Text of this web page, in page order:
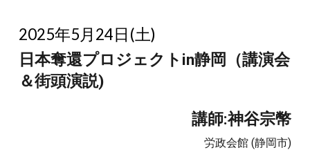
2025年5月24日(土)
日本奪還プロジェクトin静岡（講演会
＆街頭演説)
講師:神谷宗幣
労政会館 (静岡市)